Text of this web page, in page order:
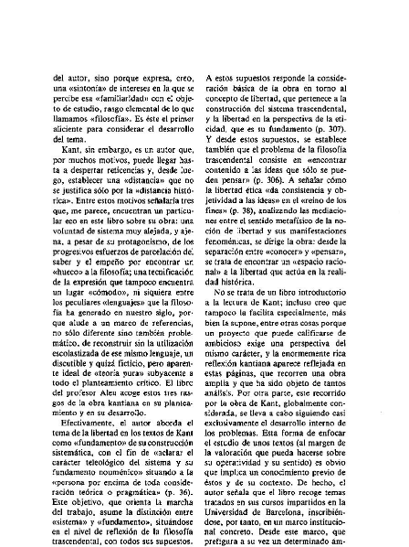
del autor, sino porque expresa, creo,
una «sintonía» de intereses en la que se
percibe esa «familiaridad» con el obje-
to de estudio, rasgo elemental de lo que
llamamos «filosofía». Es éste el primer
aliciente para considerar el desarrollo
del tema.
Kant, sin embargo, es un autor que,
por muchos motivos, puede llegar has-
ta a despertar reticencias y, desde lue-
go, establecer una «distancia» que no
se justifica sólo por la ((distancia histó-
rica». Entre estos motivos señalaría tres
que, me parece, encuentran un particu-
lar eco en este libro sobre su obra: una
voluntad de sistema muy alejada, y aje-
na, a pesar de su protagonismo, de los
progresivos esfuerzos de parcelación del
saber y el empeño por encontrar un
c<hueco» a la filosofía; una tecnificación
de la expresión que tampoco encuentra
un lugar «cómodo», ni siquiera entre
los peculiares «lenguajes» que la filoso-
fía ha generado en nuestro siglo, por-
que alude a un marco de referencias,
no sólo diferente sino también proble-
mático, de reconstruir sin la utilización
escolastizada de ese mismo lenguaje, un
discutible y quizh ficticio, pero aparen-
te ideal de «teoría pura» subyacente a
todo el planteamiento crítico. El libro
del profesor Aleu acoge estos tres ras-
gos de la obra kantiana en su plantea-
miento y en su desarrollo.
Efectivamente, el autor aborda el
tema de la libertad en los textos de Kant
como «fundamento» de su construcción
sistemática, con el fin de ((aclarar el
carácter teleológico del sistema y su
fundamento nouménico» situando a la
((persona por encima de toda conside-
racidn teórica o pragmhtica)) (p. 36).
Este  objetivo, que orienta la marcha
del trabajo, asume la distinción entre
«sistema» y ((fundamento)), situándose
en el nivel de reflexión de la filosofía
trascendental, con todos sus supuestos.
A estos supuestos responde la conside-
ración básica de la obra en torno al
concepto de libertad, que pertenece a la
construcción del sistema trascendental,
y la libertad en la perspectiva de la eti-
cidad, que es su fundamento (p. 307).
Y desde  estos supuestos, se establece
también que el problema de la filosofía
trascendental consiste en ((encontrar
contenido a las ideas que sólo se pue-
den pensar)) (p. 306). A señalar cómo
la libertad ética «da consistencia y ob-
jetividad a las ideas)) en el «reino de los
fines» (p. 38), analizando las mediacio-
nes entre el sentido metafísico de la no-
ción de libertad y sus manifestaciones
fenoménicas, se dirige la obra: desde la
separación entre «conocer» y «pensar»,
se trata de encontrar un «espacio racio-
nal)) a la libertad que actúa en la reali-
dad histórica.
No se trata de un libro introductorio
a la lectura de Kant; incluso creo que
tampoco la facilita especialmente, más
bien la supone, entre otras cosas porque
un proyecto que puede calificarse de
ambicioso exige una perspectiva del
mismo carácter, y la enormemente rica
reflexión kantiana aparece reflejada en
estas páginas, que recorren una obra
amplia y que ha sido objeto de tantos
análisis. Por otra parte, este recorrido
por la obra de Kant, globalmente con-
siderada, se lleva a cabo siguiendo casi
exclusivamente el desarrollo interno de
los problemas. Esta forma de enfocar
el estudio de unos textos (al margen de
la valoración que pueda hacerse sobre
su operatividad y su sentido) es obvio
que implica un conocimiento previo de
éstos y de su contexto.  De hecho, el
autor señala que el libro recoge temas
tratados en sus cursos impartidos en la
Universidad de Barcelona, inscribién-
dose, por tanto, en un marco institucio-
nal concreto. Desde este marco, que
prefigura a su vez un determinado ám-